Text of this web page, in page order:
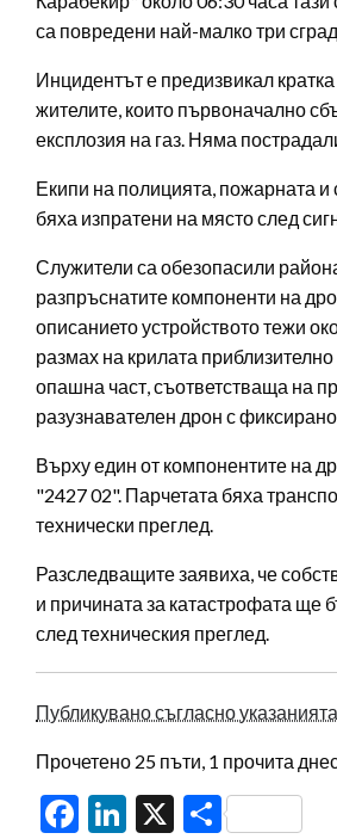
са повредени най-малко три
Инцидентът е предизвикал
жителите, които първоначално
експлозия на газ. Няма
Екипи на полицията, пожарната
бяха изпратени на място след
Служители са обезопасили
разпръснатите компоненти на
описанието устройството тежи
размах на крилата
опашна част, съответстваща на
разузнавателен дрон с
Върху един от компонентите на
"2427 02". Парчетата бяха
технически преглед.
Разследващите заявиха, че
и причината за катастрофата ще
след техническия преглед.
Публикувано съгласно
Прочетено 25 пъти, 1 прочита
Facebook
LinkedIn
X Share